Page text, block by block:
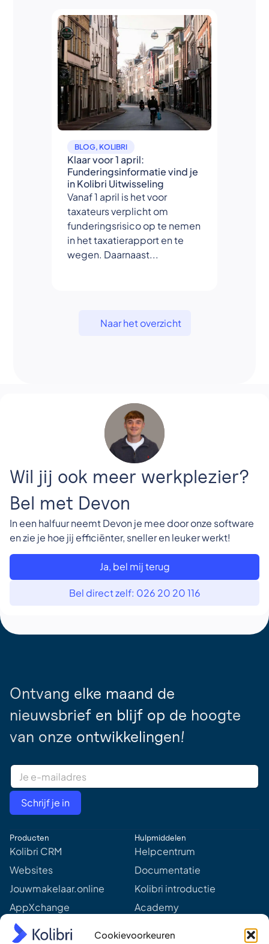
Cookievoorkeuren
BLOG, KOLIBRI
Klaar voor 1 april:
Funderingsinformatie vind je
in Kolibri Uitwisseling
Vanaf 1 april is het voor
taxateurs verplicht om
funderingsrisico op te nemen
in het taxatierapport en te
wegen. Daarnaast...
Naar het overzicht
Wil jij ook meer werkplezier?
Bel met Devon
In een halfuur neemt Devon je mee door onze software
en zie je hoe jij efficiënter, sneller en leuker werkt!
Ja, bel mij terug
Bel direct zelf: 026 20 20 116
Ontvang elke maand de
nieuwsbrief en blijf op de hoogte
van onze ontwikkelingen!
E
a
l
d
r
s
*
Schrijf je in
Producten
Kolibri CRM
Websites
Jouwmakelaar.online
AppXchange
Mediapartners
Hulpmiddelen
Helpcentrum
Documentatie
Kolibri introductie
Academy
Aankomende webinars &
events